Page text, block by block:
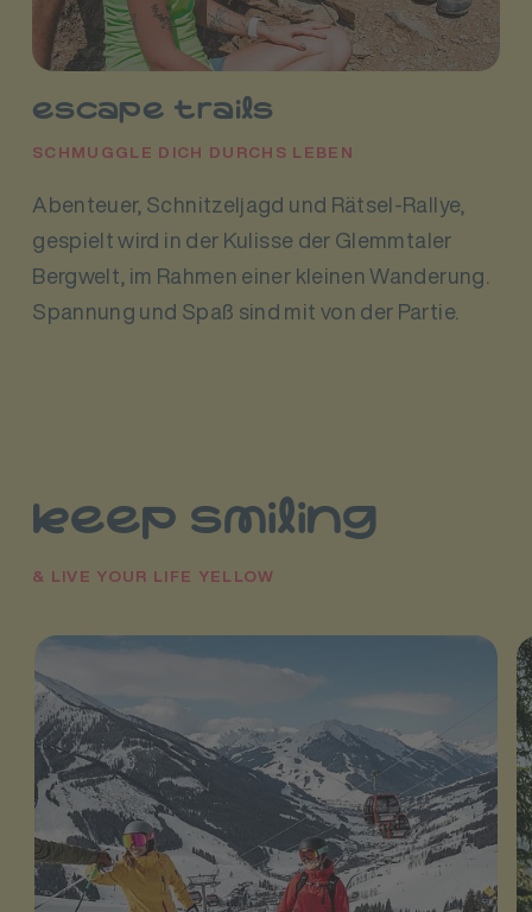
escape trails
SCHMUGGLE DICH DURCHS LEBEN
Abenteuer, Schnitzeljagd und Rätsel-Rallye,
gespielt wird in der Kulisse der Glemmtaler
Bergwelt, im Rahmen einer kleinen Wanderung.
Spannung und Spaß sind mit von der Partie.
keep smiling
& LIVE YOUR LIFE YELLOW